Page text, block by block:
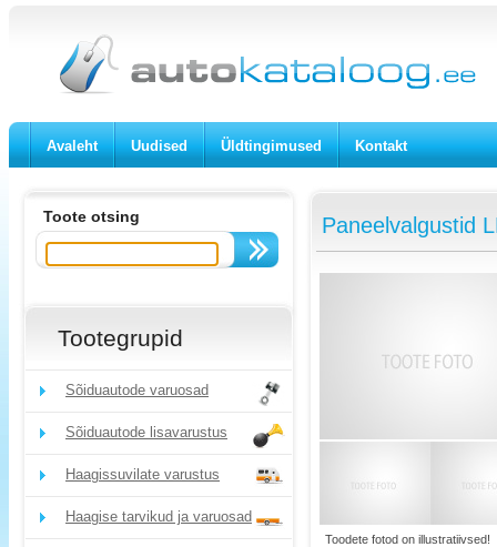
Avaleht Uudised Üldtingimused Kontakt
Toote otsing
Tootegrupid
Sõiduautode varuosad
Sõiduautode lisavarustus
Haagissuvilate varustus
Haagise tarvikud ja varuosad
Paneelvalgustid
Toodete fotod on illustratiivsed!